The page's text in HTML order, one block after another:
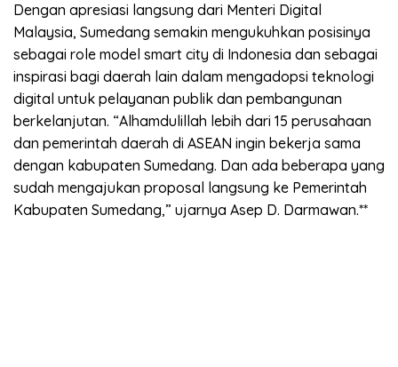
Dengan apresiasi langsung dari Menteri Digital
Malaysia, Sumedang semakin mengukuhkan posisinya
sebagai role model smart city di Indonesia dan sebagai
inspirasi bagi daerah lain dalam mengadopsi teknologi
digital untuk pelayanan publik dan pembangunan
berkelanjutan. “Alhamdulillah lebih dari 15 perusahaan
dan pemerintah daerah di ASEAN ingin bekerja sama
dengan kabupaten Sumedang. Dan ada beberapa yang
sudah mengajukan proposal langsung ke Pemerintah
Kabupaten Sumedang,” ujarnya Asep D. Darmawan.**